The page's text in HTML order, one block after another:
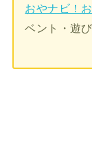
おやナビ！
ベント・遊